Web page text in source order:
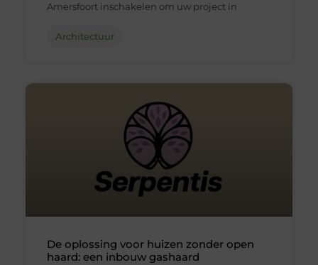
Amersfoort inschakelen om uw project in
Architectuur
De oplossing voor huizen zonder open
haard: een inbouw gashaard